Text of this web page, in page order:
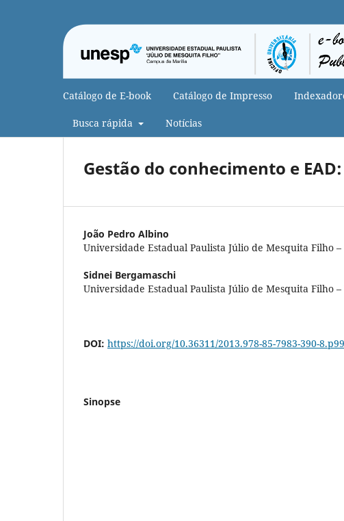
Catálogo de E-book Catálogo de Impresso
Busca rápida Notícias
Gestão do conhecimento e
João Pedro Albino
Universidade Estadual Paulista Júlio de Mesquita Filho –
Sidnei Bergamaschi
Universidade Estadual Paulista Júlio de Mesquita Filho –
DOI: https://doi.org/10.36311/2013.978-85-7983-390-
Sinopse